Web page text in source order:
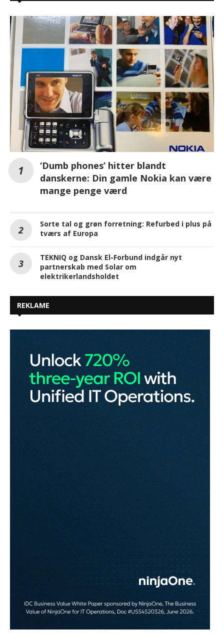
‘Dumb phones’ hitter blandt
danskerne: Din gamle Nokia kan være
mange penge værd
Sorte tal og grøn forretning: Refurbed i plus på
tværs af Europa
TEKNIQ og Dansk El-Forbund indgår nyt
partnerskab med Solar om
elektrikerlandsholdet
REKLAME